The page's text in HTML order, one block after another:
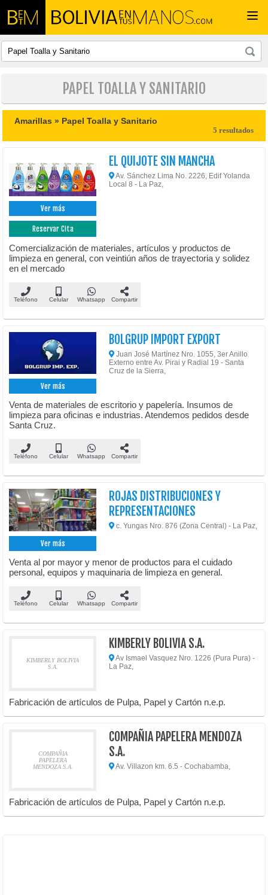
PAPEL TOALLA Y SANITARIO
Amarillas » Papel Toalla y Sanitario
5 resultados
Ver más
Reservar Cita
EL QUIJOTE SIN MANCHA
Av. Sánchez Lima No. 2226, Edif Yolanda
Local 8 - La Paz,
Comercialización de materiales, artículos y productos de
limpieza en general, con veintiún años de trayectoria y solidez
en el mercado
Teléfono Celular Whatsapp Compartir
Ver más
BOLGRUP IMPORT EXPORT
Juan José Martínez Nro. 1055, 3er Anillo
Externo entre Av. Pirai y Radial 19 - Santa
Cruz de la Sierra,
Venta de materiales de escritorio y papelería. Insumos de
limpieza para oficinas e industrias. Atendemos pedidos desde
Santa Cruz.
Teléfono Celular Whatsapp Compartir
Ver más
ROJAS DISTRIBUCIONES Y
REPRESENTACIONES
c. Yungas Nro. 876 (Zona Central) - La Paz,
Venta al por mayor y menor de productos para el cuidado
personal, equipos y maquinaria de limpieza en general.
Teléfono Celular Whatsapp Compartir
KIMBERLY BOLIVIA
S.A.
KIMBERLY BOLIVIA S.A.
Av Ismael Vasquez Nro. 1226 (Pura Pura) -
La Paz,
Fabricación de artículos de Pulpa, Papel y Cartón n.e.p.
COMPAÑIA
PAPELERA
MENDOZA S.A.
COMPAÑIA PAPELERA MENDOZA
S.A.
Av. Villazon km. 6.5 - Cochabamba,
Fabricación de artículos de Pulpa, Papel y Cartón n.e.p.